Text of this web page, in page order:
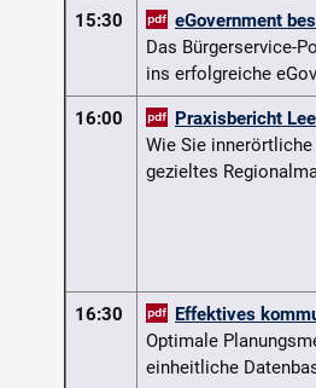
15:30
eGovernment
Das Bürgerservice-
ins erfolgreiche
16:00
Praxisbericht
Wie Sie
gezieltes
16:30
Effektives
Optimale
einheitliche